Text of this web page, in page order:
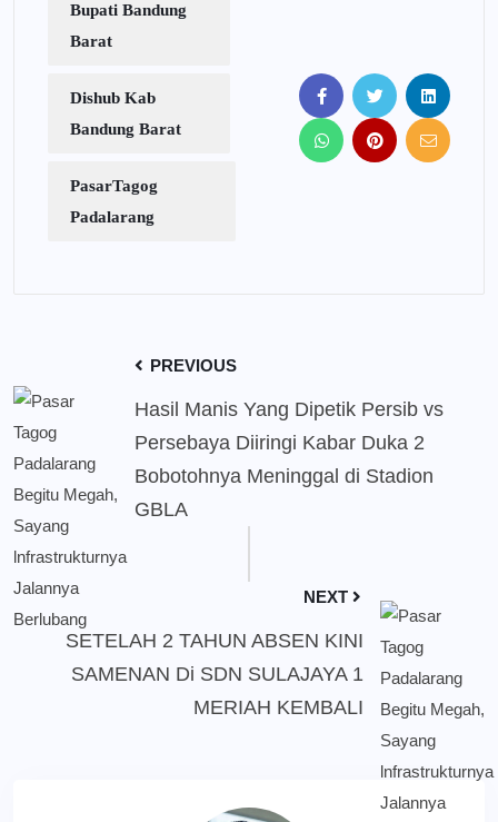
Bupati Bandung
Barat
Dishub Kab
Bandung Barat
PasarTagog
Padalarang
PREVIOUS
Hasil Manis Yang Dipetik Persib vs
Persebaya Diiringi Kabar Duka 2
Bobotohnya Meninggal di Stadion
GBLA
NEXT
SETELAH 2 TAHUN ABSEN KINI
SAMENAN Di SDN SULAJAYA 1
MERIAH KEMBALI